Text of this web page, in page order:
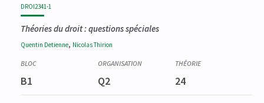
DROI2341-1
Théories du droit : questions spéciales
Quentin Detienne, NicolasThirion
B1 Q2 24